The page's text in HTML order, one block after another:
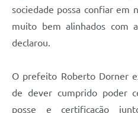
sociedade possa confiar em
muito bem alinhados com
declarou.
O prefeito Roberto Dorner
de dever cumprido poder
posse e certificação